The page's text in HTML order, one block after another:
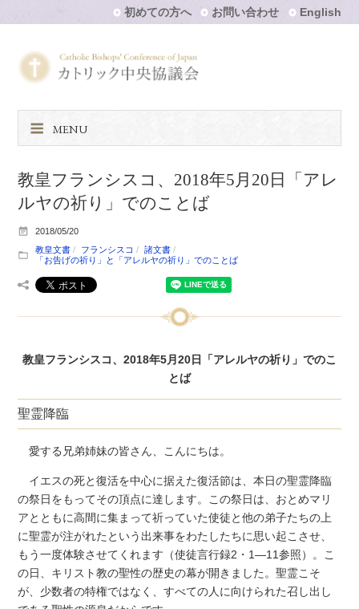
初めての方へ お問い合わせ English
MENU
教皇フランシスコ、2018年5月20日「アレ
ルヤの祈り」でのことば
2018/05/20
教皇文書
フランシスコ
諸文書
「お告げの祈り」と「アレルヤの祈り」でのことば
教皇フランシスコ、2018年5月20日「アレルヤの祈り」でのこ
とば
聖霊降臨
愛する兄弟姉妹の皆さん、こんにちは。
イエスの死と復活を中心に据えた復活節は、本日の聖霊降臨
の祭日をもってその頂点に達します。この祭日は、おとめマリ
アとともに高間に集まって祈っていた使徒と他の弟子たちの上
に聖霊が注がれたという出来事をわたしたちに思い起こさせ、
もう一度体験させてくれます（使徒言行録2・1―11参照）。こ
の日、キリスト教の聖性の歴史の幕が開きました。聖霊こそ
が、少数者の特権ではなく、すべての人に向けられた召し出し